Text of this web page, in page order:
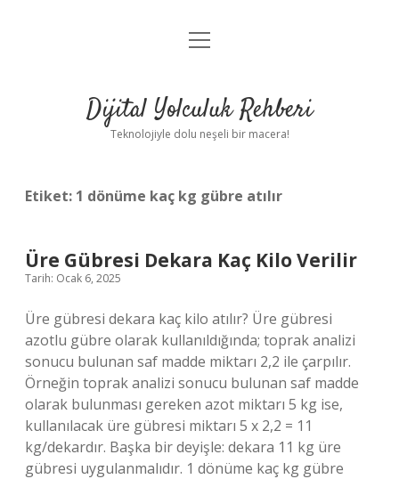
Anasayfa
Yasal Uyarı
menüyü
Dijital Yolculuk Rehberi
Teknolojiyle dolu neşeli bir macera!
Etiket: 1 dönüme kaç kg gübre atılır
Üre Gübresi Dekara Kaç Kilo Verilir
Tarih: Ocak 6, 2025
Üre gübresi dekara kaç kilo atılır? Üre gübresi
azotlu gübre olarak kullanıldığında; toprak analizi
sonucu bulunan saf madde miktarı 2,2 ile çarpılır.
Örneğin toprak analizi sonucu bulunan saf madde
olarak bulunması gereken azot miktarı 5 kg ise,
kullanılacak üre gübresi miktarı 5 x 2,2 = 11
kg/dekardır. Başka bir deyişle: dekara 11 kg üre
gübresi uygulanmalıdır. 1 dönüme kaç kg gübre